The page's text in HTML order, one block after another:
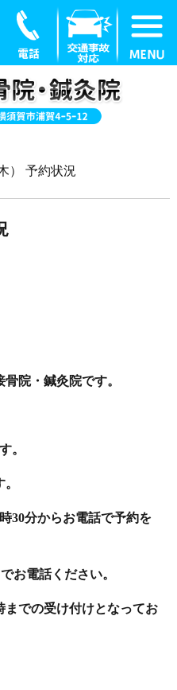
） 予約状況
院・鍼灸院です。
。
30分からお電話で予約を
お電話ください。
までの受け付けとなってお